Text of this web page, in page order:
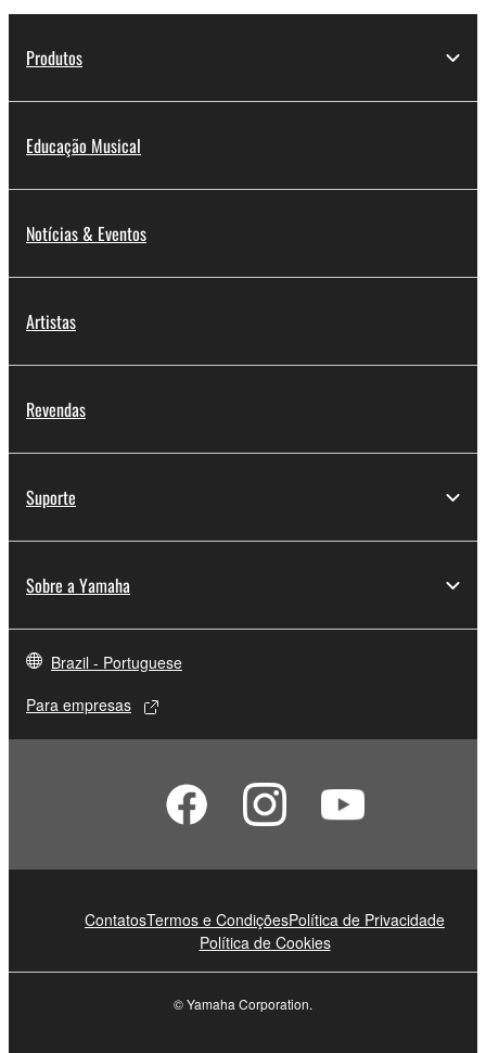
Produtos
Educação Musical
Notícias & Eventos
Artistas
Revendas
Suporte
Sobre a Yamaha
Brazil - Portuguese
Para empresas
ContatosTermos e CondiçõesPolítica de Privacidade
Política de Cookies
© Yamaha Corporation.